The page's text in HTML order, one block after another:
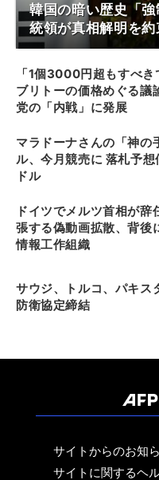
韓国の暗い歴史「
統領が真相解明を約
「1個3000円超もすべき
ブリトーの価格めぐる議
党の「内戦」に発展
マラドーナさんの「神の
ル、今月競売に 落札予想
ドル
ドイツでメルツ首相が辞
張する偽動画拡散、背後
情報工作組織
サウジ、トルコ、パキス
防衛協定締結
サイトからのお知
サイトに関するヘ